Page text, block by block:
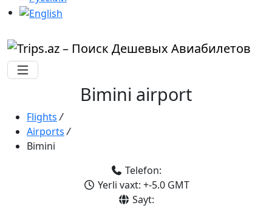
Bimini airport
Flights /
Airports /
Bimini
Telefon:
Yerli vaxt: +-5.0 GMT
Sayt: